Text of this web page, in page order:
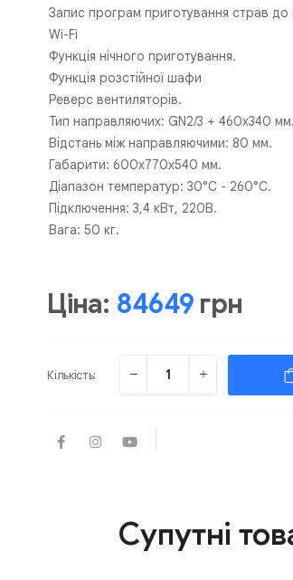
Запис програм приготування страв до
Wi-Fi
Функція нічного приготування.
Функція розстійної шафи
Реверс вентиляторів.
Тип направляючих: GN2/3 + 460х340 мм.
Відстань між направляючими: 80 мм.
Габарити: 600х770х540 мм.
Діапазон температур: 30°С - 260°С.
Підключення: 3,4 кВт, 220В.
Вага: 50 кг.
Ціна: 84649 грн
Кількість:
Супутні